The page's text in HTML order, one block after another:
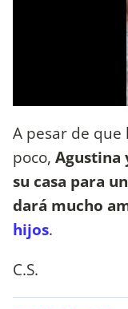
A pesar de
poco, Agustina
su casa para
dará mucho
hijos.
C.S.